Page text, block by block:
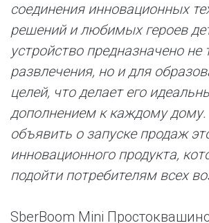
соединения инновационных
решений и любимых героев
устройство предназначено не
развлечения, но и для
целей, что делает его
дополнением к каждому
объявить о запуске продаж
инновационного продукта,
подойти потребителям всех
SberBoom Mini